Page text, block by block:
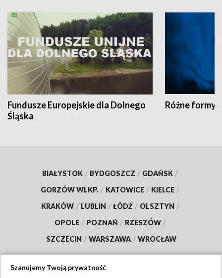
Fundusze Europejskie dla Dolnego
Śląska
Różne formy
BIAŁYSTOK / BYDGOSZCZ / GDAŃSK /
GORZÓW WLKP. / KATOWICE / KIELCE /
KRAKÓW / LUBLIN / ŁÓDŹ / OLSZTYN /
OPOLE / POZNAŃ / RZESZÓW /
SZCZECIN / WARSZAWA / WROCŁAW
Szanujemy Twoją prywatność